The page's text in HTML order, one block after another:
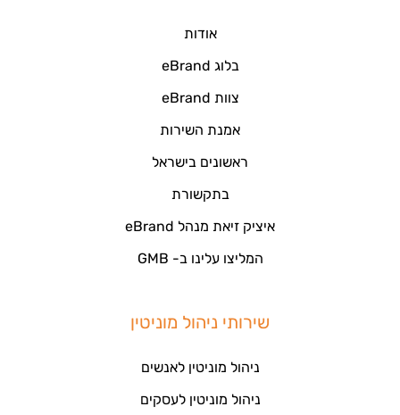
אודות
בלוג eBrand
צוות eBrand
אמנת השירות
ראשונים בישראל
בתקשורת
איציק זיאת מנהל eBrand
המליצו עלינו ב- GMB
שירותי ניהול מוניטין
ניהול מוניטין לאנשים
ניהול מוניטין לעסקים